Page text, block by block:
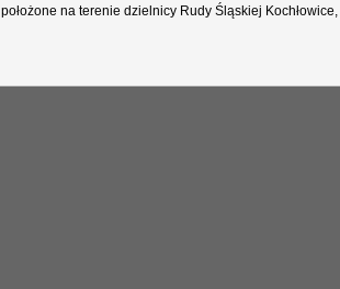
położone na terenie dzielnicy Rudy Śląskiej